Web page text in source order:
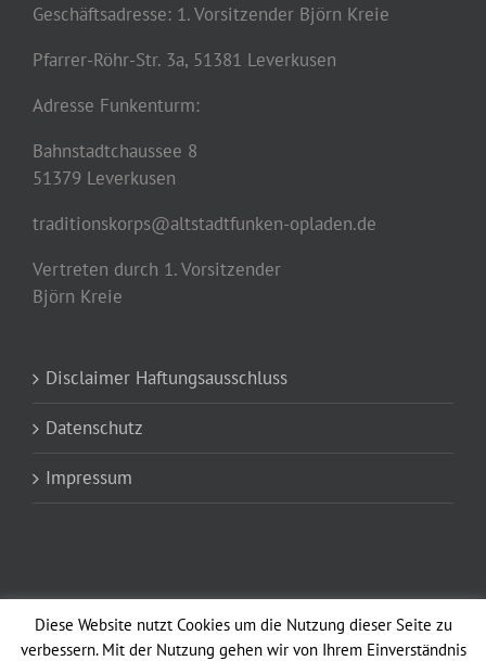
Geschäftsadresse: 1. Vorsitzender Björn Kreie
Pfarrer-Röhr-Str. 3a, 51381 Leverkusen
Adresse Funkenturm:
Bahnstadtchaussee 8
51379 Leverkusen
traditionskorps@altstadtfunken-opladen.de
Vertreten durch 1. Vorsitzender
Björn Kreie
Disclaimer Haftungsausschluss
Datenschutz
Impressum
Diese Website nutzt Cookies um die Nutzung dieser Seite zu
verbessern. Mit der Nutzung gehen wir von Ihrem Einverständnis